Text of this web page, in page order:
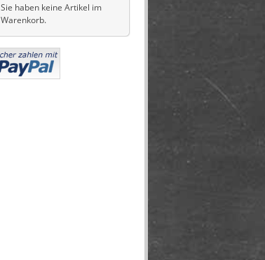
Sie haben keine Artikel im
Warenkorb.